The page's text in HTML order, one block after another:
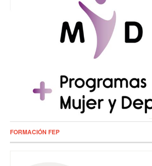
FORMACIÓN FEP